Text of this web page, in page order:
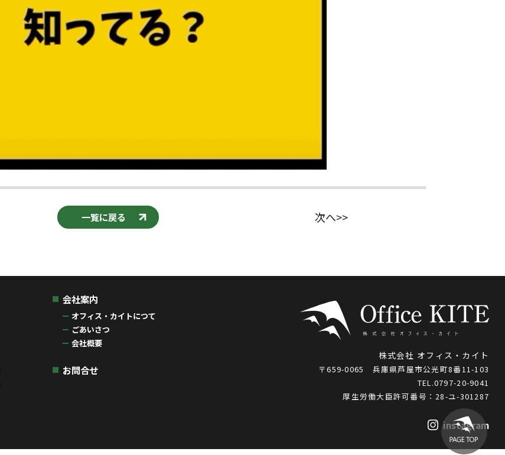
一覧に戻る 次へ>>
会社案内
オフィス・カイトにつて
ごあいさつ
会社概要
お問合せ
株式会社 オフィス・カイト
〒659-0065 兵庫県芦屋市公光町8番11-103
TEL.0797-20-9041
厚生労働大臣許可番号：28-ユ-301287
instagram